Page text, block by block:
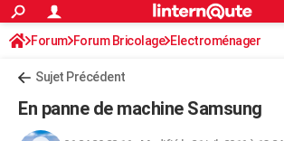
ACTUALITÉS
Politique
Société
Faits Divers
Education
Monde
Villes
+
FINANCE
S'inscrire
Connexion
Forum Forum Bricolage Electroménager
Sujet Précédent
En panne de machine Samsung